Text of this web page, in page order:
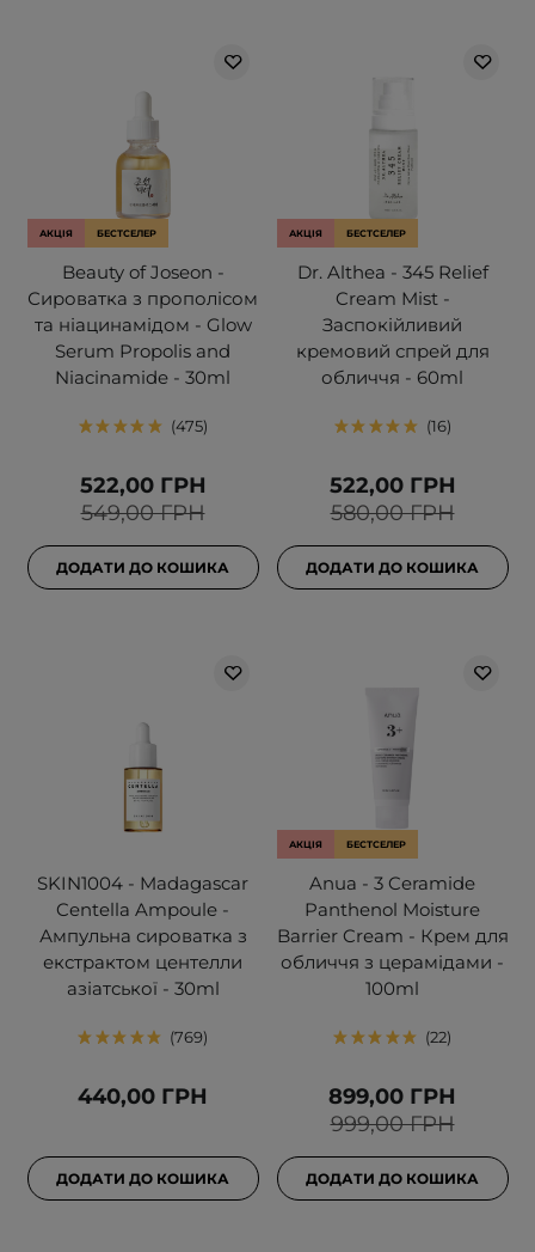
АКЦІЯ БЕСТСЕЛЕР
Beauty of Joseon -
Сироватка з прополісом
та ніацинамідом - Glow
Serum Propolis and
Niacinamide - 30ml
475
549,00 ГРН
522,00 ГРН
ДОДАТИ ДО КОШИКА
АКЦІЯ БЕСТСЕЛЕР
Dr. Althea - 345 Relief
Cream Mist -
Заспокійливий
кремовий спрей для
обличчя - 60ml
16
580,00 ГРН
522,00 ГРН
ДОДАТИ ДО КОШИКА
SKIN1004 - Madagascar
Centella Ampoule -
Ампульна сироватка з
екстрактом центелли
азіатської - 30ml
769
440,00 ГРН
ДОДАТИ ДО КОШИКА
АКЦІЯ БЕСТСЕЛЕР
Anua - 3 Ceramide
Panthenol Moisture
Barrier Cream - Крем для
обличчя з церамідами -
100ml
22
999,00 ГРН
899,00 ГРН
ДОДАТИ ДО КОШИКА